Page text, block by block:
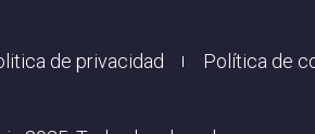
de privacidad Política de